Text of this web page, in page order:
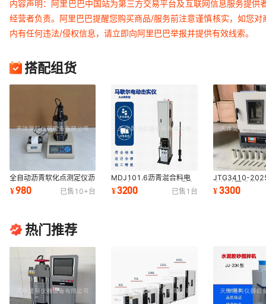
内容声明：阿里巴巴中国站为第三方交易平台及互联网信息服务提
经营者负责。阿里巴巴提醒您购买商品/服务前注意谨慎核实，如您
内有任何违法/侵权信息，请立即向阿里巴巴举报并提供有效线索。
搭配组货
全自动沥青软化点测定仪沥
青软化点测定仪联网软化点
试验器
¥980 已售 10+台
MDJ101.6沥青混合料电
动击实仪152.4两用马歇尔
电动击实仪厂家
¥3200 已售 1 台
JTG3410-
青旋转薄膜烘
膜烘箱85薄膜
¥3300
热门推荐